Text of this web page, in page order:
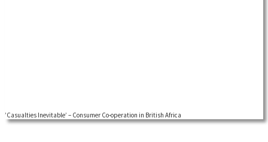
’Casualties Inevitable’ – Consumer Co-operation in British Africa